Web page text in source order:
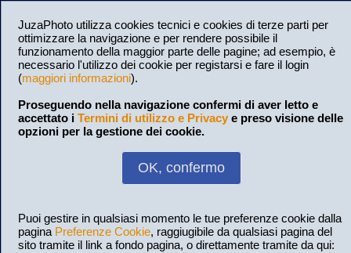
JuzaPhoto utilizza cookies tecnici e cookies di terze parti per
ottimizzare la navigazione e per rendere possibile il
funzionamento della maggior parte delle pagine; ad esempio, è
necessario l'utilizzo dei cookie per registarsi e fare il login
(maggiori informazioni).
Proseguendo nella navigazione confermi di aver letto e
accettato i Termini di utilizzo e Privacy e preso visione delle
opzioni per la gestione dei cookie.
OK, confermo
Puoi gestire in qualsiasi momento le tue preferenze cookie dalla
pagina Preferenze Cookie, raggiugibile da qualsiasi pagina del
sito tramite il link a fondo pagina, o direttamente tramite da qui: